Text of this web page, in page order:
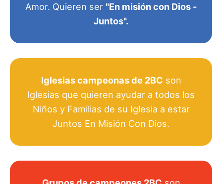
Amor. Quieren ser "En misión con Dios -
Juntos".
Iglesias campeonas de 2BC son
Iglesias que quieren ayudar a todos los
Niños y Familias de su Iglesia a estar
Juntos En Misión Con Dios.